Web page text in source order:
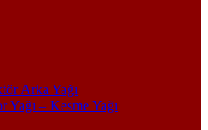
Arka Yağı
Yağı – Kesme Yağı